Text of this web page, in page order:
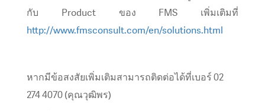
กับ Product ของ FMS เพิ่มเติมที่
http://www.fmsconsult.com/en/solutions.html
หากมีข้อสงสัยเพิ่มเติมสามารถติดต่อได้ที่เบอร์ 02
274 4070 (คุณวุฒิพร)